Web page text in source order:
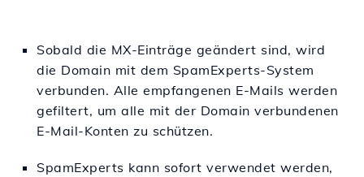
Sobald die MX-Einträge geändert sind, wird
die Domain mit dem SpamExperts-System
verbunden. Alle empfangenen E-Mails werden
gefiltert, um alle mit der Domain verbundenen
E-Mail-Konten zu schützen.
SpamExperts kann sofort verwendet werden,